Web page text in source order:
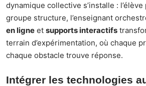
dynamique collective s’installe :
groupe structure, l’enseignant
en ligne et supports interactifs
terrain d’expérimentation, où chaque
chaque obstacle trouve réponse.
Intégrer les technologies